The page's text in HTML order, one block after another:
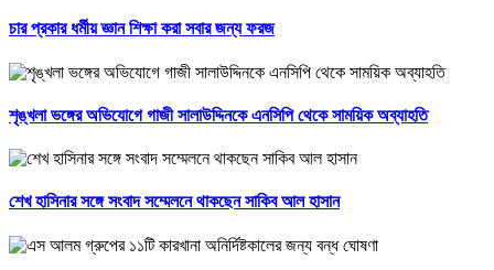
চার প্রকার ধর্মীয় জ্ঞান শিক্ষা করা সবার জন্য ফরজ
শৃঙ্খলা ভঙ্গের অভিযোগে গাজী সালাউদ্দিনকে এনসিপি থেকে সাময়িক অব্যাহতি
শেখ হাসিনার সঙ্গে সংবাদ সম্মেলনে থাকছেন সাকিব আল হাসান